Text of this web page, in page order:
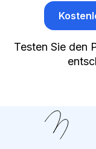
Testen Sie den